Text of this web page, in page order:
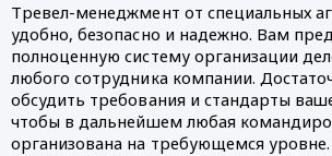
Тревел-менеджмент от специальных
удобно, безопасно и надежно. Вам
полноценную систему организации
любого сотрудника компании.
обсудить требования и стандарты
чтобы в дальнейшем любая
организована на требующемся уровне.